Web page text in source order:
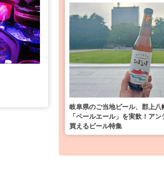
岐阜県のご当地ビール、郡上
「ペールエール」を実飲！ア
買えるビール特集